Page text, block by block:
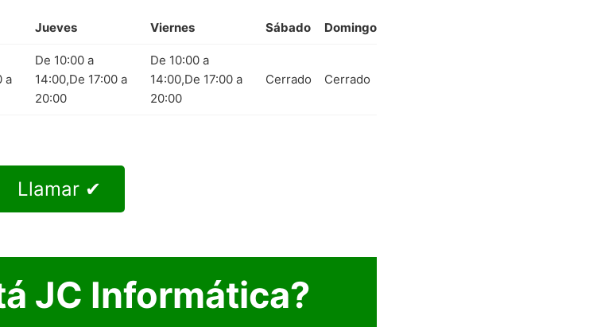
Jueves Viernes Sábado Domingo
a
De 10:00 a
14:00,De 17:00 a
20:00
De 10:00 a
14:00,De 17:00 a
20:00
Cerrado Cerrado
Llamar ✔
JC Informática?